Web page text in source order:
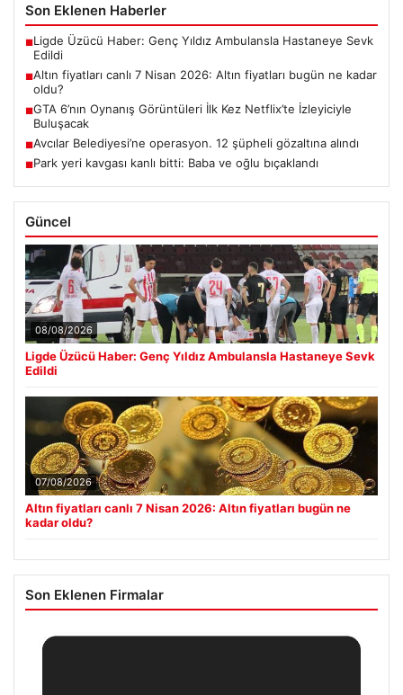
Son Eklenen Haberler
■Ligde Üzücü Haber: Genç Yıldız Ambulansla Hastaneye Sevk
Edildi
■Altın fiyatları canlı 7 Nisan 2026: Altın fiyatları bugün ne kadar
oldu?
■GTA 6’nın Oynanış Görüntüleri İlk Kez Netflix’te İzleyiciyle
Buluşacak
■Avcılar Belediyesi’ne operasyon. 12 şüpheli gözaltına alındı
■Park yeri kavgası kanlı bitti: Baba ve oğlu bıçaklandı
Güncel
08/08/2026
Ligde Üzücü Haber: Genç Yıldız Ambulansla Hastaneye Sevk
Edildi
07/08/2026
Altın fiyatları canlı 7 Nisan 2026: Altın fiyatları bugün ne
kadar oldu?
Son Eklenen Firmalar